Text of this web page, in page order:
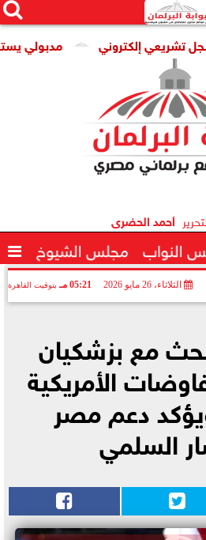


 مدبولي يستقبل إلكتروني
أحمد الحضرى
النواب مجلس الشيوخ 
الثلاثاء، 26 مايو 2026 05:21 مـ بتوقيت القاهرة
مع بزشكيان
الأمريكية
ويؤكد دعم مصر
السلمي